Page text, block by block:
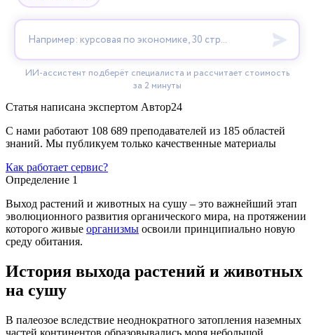
Статья написана экспертом Автор24
С нами работают 108 689 преподавателей из 185 областей
знаний. Мы публикуем только качественные материалы
Как работает сервис?
Определение 1
Выход растений и животных на сушу – это важнейший этап
эволюционного развития органического мира, на протяжении
которого живые организмы освоили принципиально новую
среду обитания.
История выхода растений и животных
на сушу
В палеозое вследствие неоднократного затопления наземных
частей континентов образовывались моря небольшой